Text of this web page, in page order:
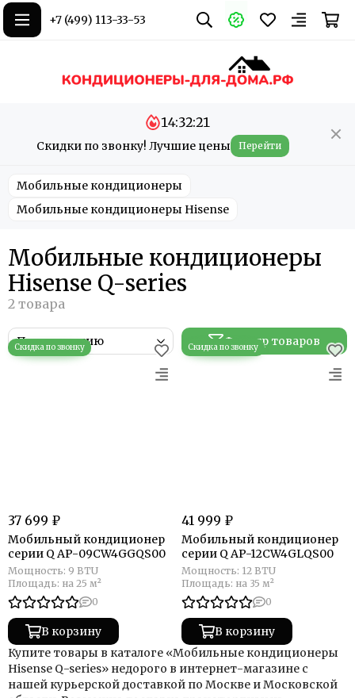
+7 (499) 113-33-53
Скидки по звонку! Лучшие цены
14:32:21
Перейти
Мобильные кондиционеры
Мобильные кондиционеры Hisense
Мобильные кондиционеры
Hisense Q-series
Фильтр товаров
37 699 ₽
Мобильный кондиционер
cерии Q AP-09CW4GGQS00
Мощность: 9 BTU
Площадь: на 25 м²
0
В корзину
41 999 ₽
Мобильный кондиционер
cерии Q AP-12CW4GLQS00
Мощность: 12 BTU
Площадь: на 35 м²
0
В корзину
Купите товары в каталоге «Мобильные кондиционеры
Hisense Q-series» недорого в интернет-магазине с
нашей курьерской доставкой по Москве и Московской